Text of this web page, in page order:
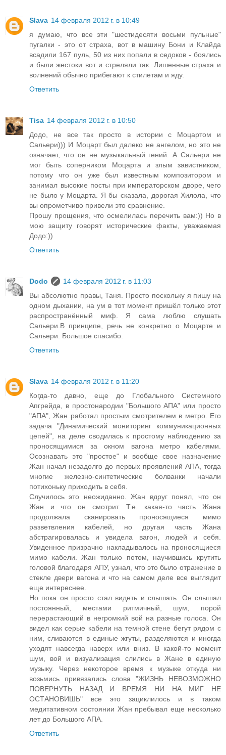
Slava 14 февраля 2012 г. в 10:49
я думаю, что все эти "шестидесяти восьми пульные"
пугалки - это от страха, вот в машину Бони и Клайда
всадили 167 пуль, 50 из них попали в седоков - боялись
и были жестоки вот и стреляли так. Лишенные страха и
волнений обычно прибегают к стилетам и яду.
Ответить
Tisa 14 февраля 2012 г. в 10:50
Додо, не все так просто в истории с Моцартом и
Сальери))) И Моцарт был далеко не ангелом, но это не
означает, что он не музыкальный гений. А Сальери не
мог быть соперником Моцарта и злым завистником,
потому что он уже был известным композитором и
занимал высокие посты при императорском дворе, чего
не было у Моцарта. Я бы сказала, дорогая Хилола, что
вы опрометчиво привели это сравнение.
Прошу прощения, что осмелилась перечить вам:)) Но в
мою защиту говорят исторические факты, уважаемая
Додо:))
Ответить
Dodo
14 февраля 2012 г. в 11:03
Вы абсолютно правы, Таня. Просто поскольку я пишу на
одном дыхании, на ум в тот момент пришёл только этот
распространённый миф. Я сама люблю слушать
Сальери.В принципе, речь не конкретно о Моцарте и
Сальери. Большое спасибо.
Ответить
Slava 14 февраля 2012 г. в 11:20
Когда-то давно, еще до Глобального Системного
Апгрейда, в простонародии "Большого АПА" или просто
"АПА", Жан работал простым смотрителем в метро. Его
задача "Динамический мониторинг коммуникационных
цепей", на деле сводилась к простому наблюдению за
проносящимися за окном вагона метро кабелями.
Осознавать это "простое" и вообще свое назначение
Жан начал незадолго до первых проявлений АПА, тогда
многие железно-синтетические болванки начали
потихоньку приходить в себя.
Случилось это неожиданно. Жан вдруг понял, что он
Жан и что он смотрит. Т.е. какая-то часть Жана
продолжала сканировать проносящиеся мимо
разветвления кабелей, но другая часть Жана
абстрагировалась и увидела вагон, людей и себя.
Увиденное призрачно накладывалось на проносящиеся
мимо кабели. Жан только потом, научившись крутить
головой благодаря АПУ, узнал, что это было отражение в
стекле двери вагона и что на самом деле все выглядит
еще интереснее.
Но пока он просто стал видеть и слышать. Он слышал
постоянный, местами ритмичный, шум, порой
перерастающий в негромкий вой на разные голоса. Он
видел как серые кабели на темной стене бегут рядом с
ним, сливаются в единые жгуты, разделяются и иногда
уходят навсегда наверх или вниз. В какой-то момент
шум, вой и визуализация слились в Жане в единую
музыку. Через некоторое время к музыке откуда ни
возьмись привязались слова "ЖИЗНЬ НЕВОЗМОЖНО
ПОВЕРНУТЬ НАЗАД И ВРЕМЯ НИ НА МИГ НЕ
ОСТАНОВИШЬ" все это зациклилось и в таком
медитативном состоянии Жан пребывал еще несколько
лет до Большого АПА.
Ответить